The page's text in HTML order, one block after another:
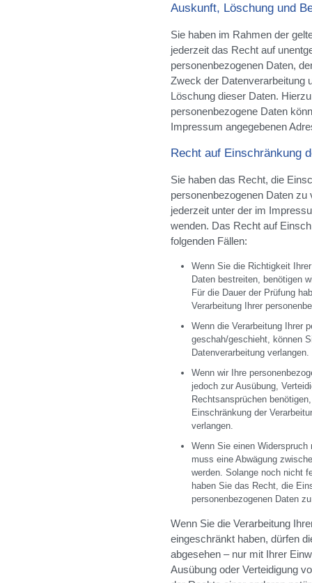
Auskunft, Löschung und
Sie haben im Rahmen der
jederzeit das Recht auf
personenbezogenen Daten,
Zweck der Datenverarbeitung
Löschung dieser Daten.
personenbezogene Daten
Impressum angegebenen
Recht auf Einschränkung
Sie haben das Recht, die
personenbezogenen Daten
jederzeit unter der im
wenden. Das Recht auf
folgenden Fällen:
Wenn Sie die Richtigkeit
Daten bestreiten, benötigen
Für die Dauer der Prüfung
Verarbeitung Ihrer
Wenn die Verarbeitung Ihrer
geschah/geschieht, können
Datenverarbeitung verlangen.
Wenn wir Ihre
jedoch zur Ausübung,
Rechtsansprüchen
Einschränkung der
verlangen.
Wenn Sie einen
muss eine Abwägung
werden. Solange noch nicht
haben Sie das Recht, die
personenbezogenen Daten
Wenn Sie die Verarbeitung
eingeschränkt haben, dürfen
abgesehen – nur mit Ihrer
Ausübung oder Verteidigung